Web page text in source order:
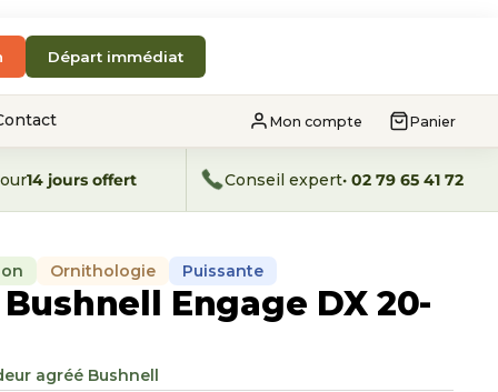
Départ immédiat
Mon compte Panier
14 jours offert Conseil expert· 02 79 65 41 72
Ornithologie Puissante
Engage DX 20-
agréé Bushnell